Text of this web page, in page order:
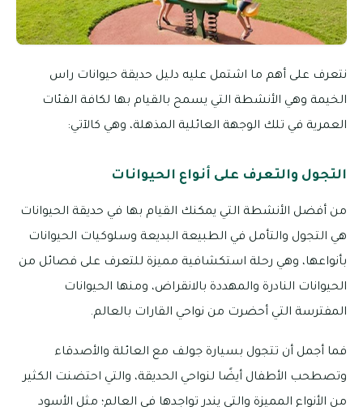
نتعرف على أهم ما اشتمل عليه دليل حديقة حيوانات راس
الخيمة وهي الأنشطة التي يسمح بالقيام بها لكافة الفئات
العمرية في تلك الوجهة العائلية المذهلة، وهي كالآتي:
التجول والتعرف على أنواع الحيوانات
من أفضل الأنشطة التي يمكنك القيام بها في حديقة الحيوانات
هي التجول والتأمل في الطبيعة البديعة وسلوكيات الحيوانات
بأنواعها، وهي رحلة استكشافية مميزة للتعرف على فصائل من
الحيوانات النادرة والمهددة بالانقراض، ومنها الحيوانات
المفترسة التي أحضرت من نواحي القارات بالعالم.
فما أجمل أن تتجول بسيارة جولف مع العائلة والأصدقاء
وتصطحب الأطفال أيضًا لنواحي الحديقة، والتي احتضنت الكثير
من الأنواع المميزة والتي يندر تواجدها في العالم؛ مثل الأسود